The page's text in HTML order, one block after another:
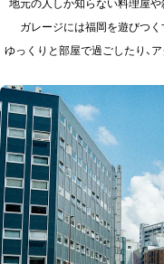
ガレージには福岡を遊びつ
ゆっくりと部屋で過ごしたり、